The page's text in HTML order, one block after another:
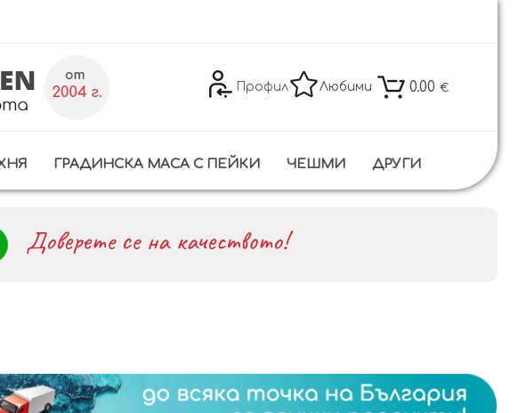
Профил Любими 0.00 €
ГРАДИНСКА МАСА С ПЕЙКИ ЧЕШМИ ДРУГИ
Доверете се на качеството!